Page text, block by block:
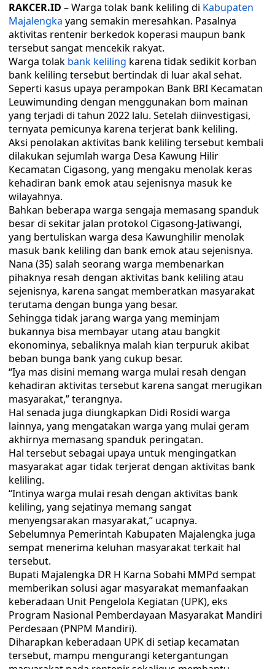
RAKCER.ID – Warga tolak bank keliling di Kabupaten
Majalengka yang semakin meresahkan. Pasalnya
aktivitas rentenir berkedok koperasi maupun bank
tersebut sangat mencekik rakyat.
Warga tolak bank keliling karena tidak sedikit korban
bank keliling tersebut bertindak di luar akal sehat.
Seperti kasus upaya perampokan Bank BRI Kecamatan
Leuwimunding dengan menggunakan bom mainan
yang terjadi di tahun 2022 lalu. Setelah diinvestigasi,
ternyata pemicunya karena terjerat bank keliling.
Aksi penolakan aktivitas bank keliling tersebut kembali
dilakukan sejumlah warga Desa Kawung Hilir
Kecamatan Cigasong, yang mengaku menolak keras
kehadiran bank emok atau sejenisnya masuk ke
wilayahnya.
Bahkan beberapa warga sengaja memasang spanduk
besar di sekitar jalan protokol Cigasong-Jatiwangi,
yang bertuliskan warga desa Kawunghilir menolak
masuk bank keliling dan bank emok atau sejenisnya.
Nana (35) salah seorang warga membenarkan
pihaknya resah dengan aktivitas bank keliling atau
sejenisnya, karena sangat memberatkan masyarakat
terutama dengan bunga yang besar.
Sehingga tidak jarang warga yang meminjam
bukannya bisa membayar utang atau bangkit
ekonominya, sebaliknya malah kian terpuruk akibat
beban bunga bank yang cukup besar.
“Iya mas disini memang warga mulai resah dengan
kehadiran aktivitas tersebut karena sangat merugikan
masyarakat,” terangnya.
Hal senada juga diungkapkan Didi Rosidi warga
lainnya, yang mengatakan warga yang mulai geram
akhirnya memasang spanduk peringatan.
Hal tersebut sebagai upaya untuk mengingatkan
masyarakat agar tidak terjerat dengan aktivitas bank
keliling.
“Intinya warga mulai resah dengan aktivitas bank
keliling, yang sejatinya memang sangat
menyengsarakan masyarakat,” ucapnya.
Sebelumnya Pemerintah Kabupaten Majalengka juga
sempat menerima keluhan masyarakat terkait hal
tersebut.
Bupati Majalengka DR H Karna Sobahi MMPd sempat
memberikan solusi agar masyarakat memanfaakan
keberadaan Unit Pengelola Kegiatan (UPK), eks
Program Nasional Pemberdayaan Masyarakat Mandiri
Perdesaan (PNPM Mandiri).
Diharapkan keberadaan UPK di setiap kecamatan
tersebut, mampu mengurangi ketergantungan